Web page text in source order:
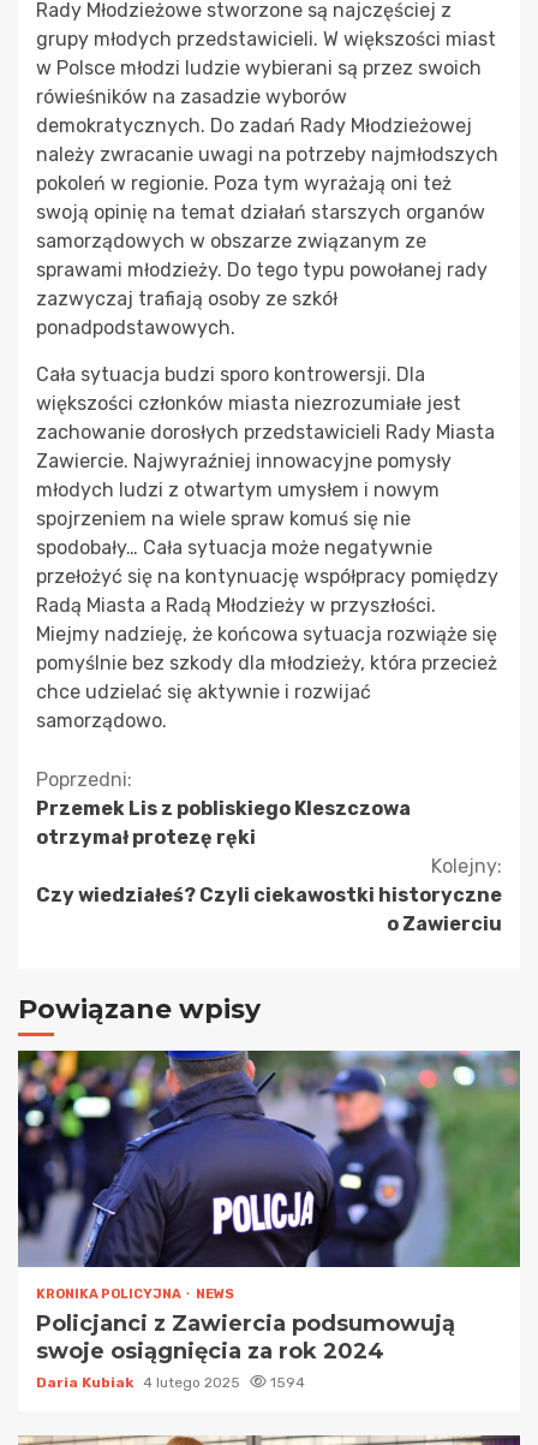
Rady Młodzieżowe stworzone są najczęściej z
grupy młodych przedstawicieli. W większości miast
w Polsce młodzi ludzie wybierani są przez swoich
rówieśników na zasadzie wyborów
demokratycznych. Do zadań Rady Młodzieżowej
należy zwracanie uwagi na potrzeby najmłodszych
pokoleń w regionie. Poza tym wyrażają oni też
swoją opinię na temat działań starszych organów
samorządowych w obszarze związanym ze
sprawami młodzieży. Do tego typu powołanej rady
zazwyczaj trafiają osoby ze szkół
ponadpodstawowych.
Cała sytuacja budzi sporo kontrowersji. Dla
większości członków miasta niezrozumiałe jest
zachowanie dorosłych przedstawicieli Rady Miasta
Zawiercie. Najwyraźniej innowacyjne pomysły
młodych ludzi z otwartym umysłem i nowym
spojrzeniem na wiele spraw komuś się nie
spodobały… Cała sytuacja może negatywnie
przełożyć się na kontynuację współpracy pomiędzy
Radą Miasta a Radą Młodzieży w przyszłości.
Miejmy nadzieję, że końcowa sytuacja rozwiąże się
pomyślnie bez szkody dla młodzieży, która przecież
chce udzielać się aktywnie i rozwijać
samorządowo.
Kontynuuj
czytanie
Poprzedni:
Przemek Lis z pobliskiego Kleszczowa
otrzymał protezę ręki
Kolejny:
Czy wiedziałeś? Czyli ciekawostki historyczne
o Zawierciu
Powiązane wpisy
KRONIKA POLICYJNA NEWS
Policjanci z Zawiercia podsumowują
swoje osiągnięcia za rok 2024
Daria Kubiak 4 lutego 2025 1594